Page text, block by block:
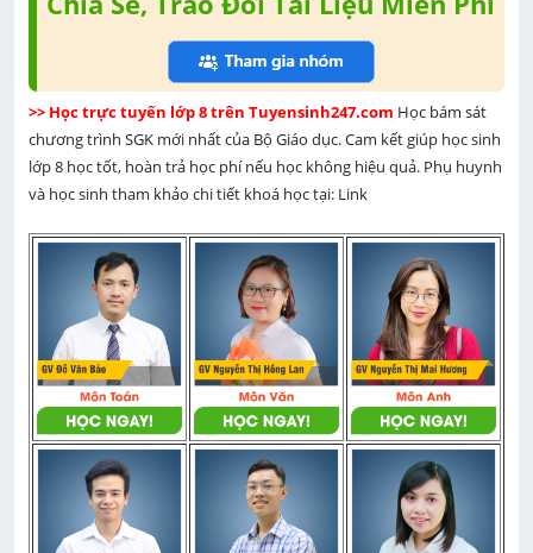
>> Học trực tuyến lớp 8 trên Tuyensinh247.com Học bám sát
chương trình SGK mới nhất của Bộ Giáo dục. Cam kết giúp học sinh
lớp 8 học tốt, hoàn trả học phí nếu học không hiệu quả. Phụ huynh
và học sinh tham khảo chi tiết khoá học tại: Link